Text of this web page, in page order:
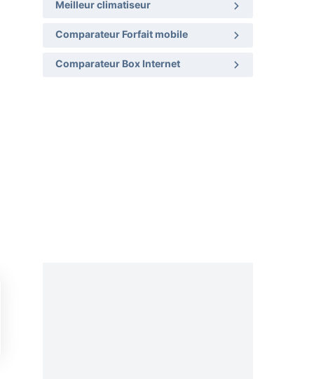
Meilleur climatiseur
Comparateur Forfait mobile
Comparateur Box Internet